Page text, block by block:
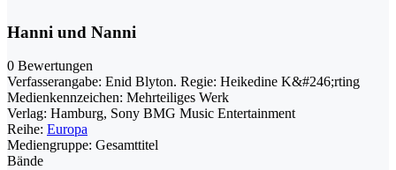
Hanni und Nanni
0 Bewertungen
Verfasserangabe: Enid Blyton. Regie: Heikedine K&#246;rting
Medienkennzeichen: Mehrteiliges Werk
Verlag: Hamburg, Sony BMG Music Entertainment
Reihe: Europa
Mediengruppe: Gesamttitel
Bände